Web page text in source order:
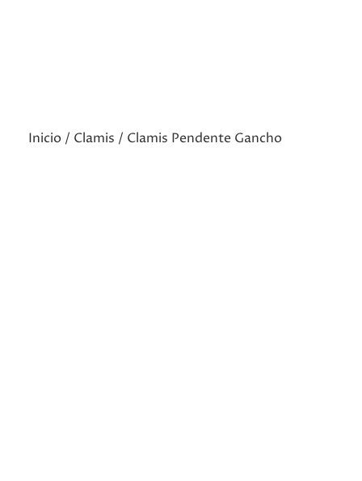
Inicio / Clamis / Clamis Pendente Gancho